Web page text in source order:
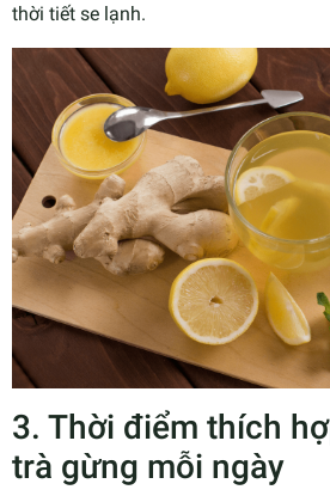
thời tiết se lạnh.
3. Thời điểm thích
trà gừng mỗi ngày